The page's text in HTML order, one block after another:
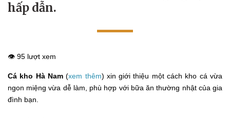
hấp dẫn.
👁️ 95 lượt xem
Cá kho Hà Nam(xem thêm) xin giới thiệu một cách kho cá vừa
ngon miệng vừa dễ làm, phù hợp với bữa ăn thường nhật của gia
đình bạn.